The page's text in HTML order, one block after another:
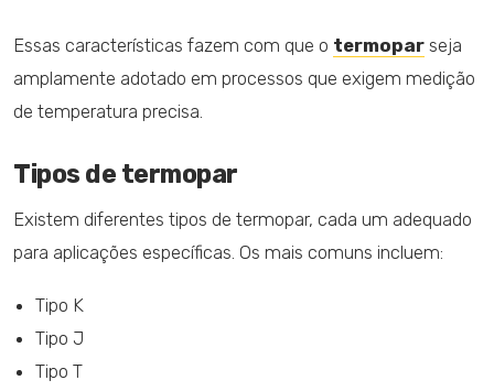
Essas características fazem com que o termopar seja
amplamente adotado em processos que exigem medição
de temperatura precisa.
Tipos de termopar
Existem diferentes tipos de termopar, cada um adequado
para aplicações específicas. Os mais comuns incluem:
Tipo K
Tipo J
Tipo T